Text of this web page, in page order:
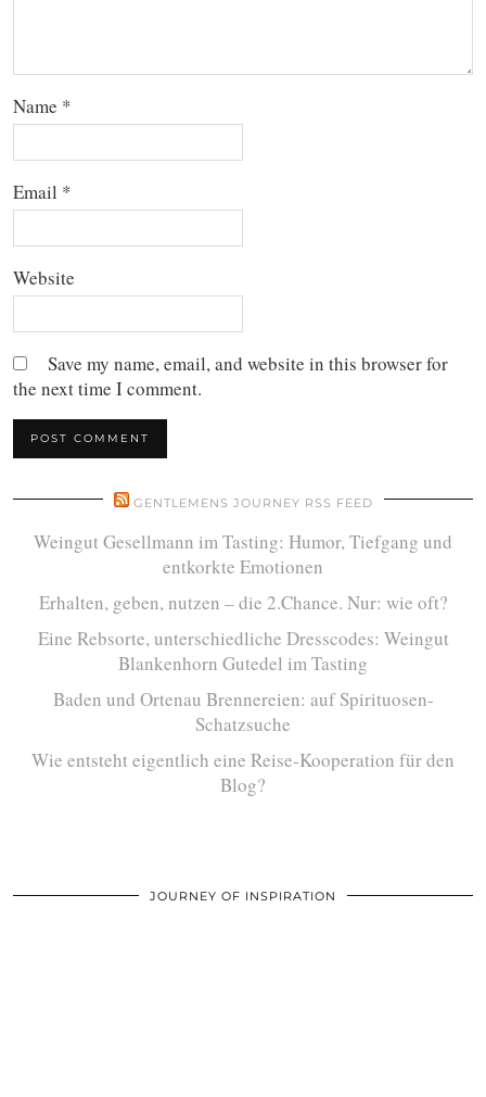
Name *
Email *
Website
Save my name, email, and website in this browser for
the next time I comment.
GENTLEMENS JOURNEY RSS FEED
Weingut Gesellmann im Tasting: Humor, Tiefgang und
entkorkte Emotionen
Erhalten, geben, nutzen – die 2.Chance. Nur: wie oft?
Eine Rebsorte, unterschiedliche Dresscodes: Weingut
Blankenhorn Gutedel im Tasting
Baden und Ortenau Brennereien: auf Spirituosen-
Schatzsuche
Wie entsteht eigentlich eine Reise-Kooperation für den
Blog?
JOURNEY OF INSPIRATION